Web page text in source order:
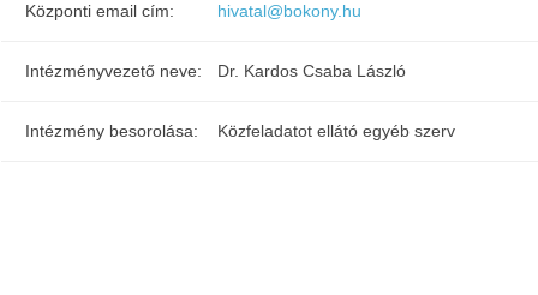
Központi email cím: hivatal@bokony.hu
Intézményvezető neve: Dr. Kardos Csaba László
Intézmény besorolása: Közfeladatot ellátó egyéb szerv